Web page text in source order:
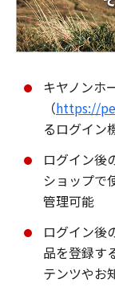
キヤノンホ
（https://
るログイン
ログイン後
ショップで
管理可能
ログイン後
品を登録す
テンツやお